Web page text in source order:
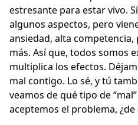
estresante para estar vivo.
algunos aspectos, pero
ansiedad, alta
más. Así que, todos somos
multiplica los efectos.
mal contigo. Lo sé, y tú
veamos de qué tipo de
aceptemos el problema, ¿de